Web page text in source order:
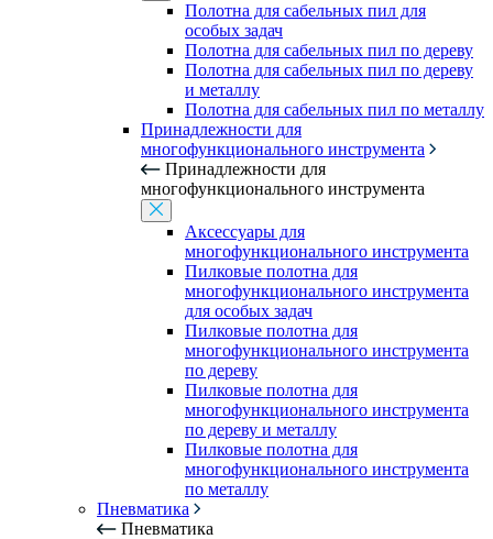
Полотна для сабельных пил для
особых задач
Полотна для сабельных пил по дереву
Полотна для сабельных пил по дереву
и металлу
Полотна для сабельных пил по металлу
Принадлежности для
многофункционального инструмента
Принадлежности для
многофункционального инструмента
Аксессуары для
многофункционального инструмента
Пилковые полотна для
многофункционального инструмента
для особых задач
Пилковые полотна для
многофункционального инструмента
по дереву
Пилковые полотна для
многофункционального инструмента
по дереву и металлу
Пилковые полотна для
многофункционального инструмента
по металлу
Пневматика
Пневматика